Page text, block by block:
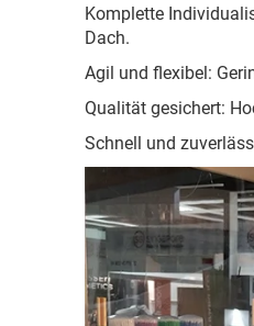
Komplette
Dach.
Agil und flexibel:
Qualität gesichert:
Schnell und